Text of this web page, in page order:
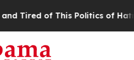
of This Politics of Hatred”